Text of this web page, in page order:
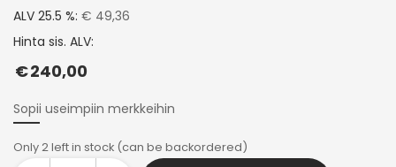
ALV 25.5 %: € 49,36
Hinta sis. ALV:
€240,00
Sopii useimpiin merkkeihin
Only 2 left in stock (can be backordered)